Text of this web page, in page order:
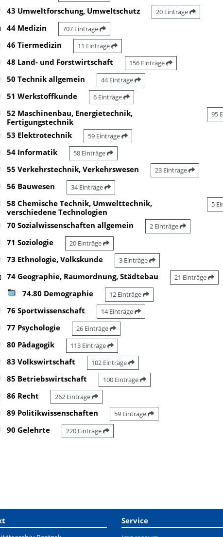
43 Umweltforschung, Umweltschutz 20 Einträge
44 Medizin 707 Einträge
46 Tiermedizin 11 Einträge
48 Land- und Forstwirtschaft 156 Einträge
50 Technik allgemein 44 Einträge
51 Werkstoffkunde 6 Einträge
52 Maschinenbau, Energietechnik,
Fertigungstechnik
95
53 Elektrotechnik 59 Einträge
54 Informatik 58 Einträge
55 Verkehrstechnik, Verkehrswesen 23 Einträge
56 Bauwesen 34 Einträge
58 Chemische Technik, Umwelttechnik,
verschiedene Technologien
5
70 Sozialwissenschaften allgemein 2 Einträge
71 Soziologie 20 Einträge
73 Ethnologie, Volkskunde 3 Einträge
74 Geographie, Raumordnung, Städtebau 21 Einträge
74.80 Demographie 12 Einträge
76 Sportwissenschaft 14 Einträge
77 Psychologie 26 Einträge
80 Pädagogik 113 Einträge
83 Volkswirtschaft 102 Einträge
85 Betriebswirtschaft 100 Einträge
86 Recht 262 Einträge
89 Politikwissenschaften 59 Einträge
90 Gelehrte 220 Einträge
Service